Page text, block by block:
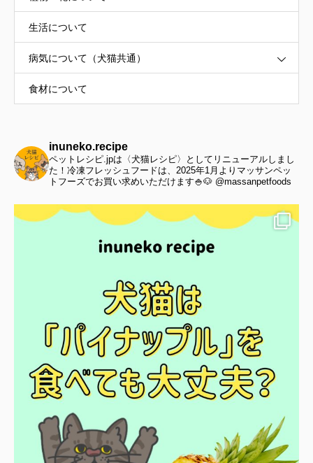
生活について
病気について（犬猫共通）
食材について
inuneko.recipe
ペットレシピ.jpは〈犬猫レシピ〉としてリニューアルしまし
た！冷凍フレッシュフードは、2025年1月よりマッサンペッ
トフーズでお買い求めいただけます🍚🐶 @massanpetfoods